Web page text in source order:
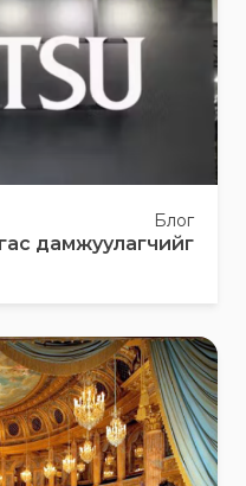
Блог
дамжуулагчийг